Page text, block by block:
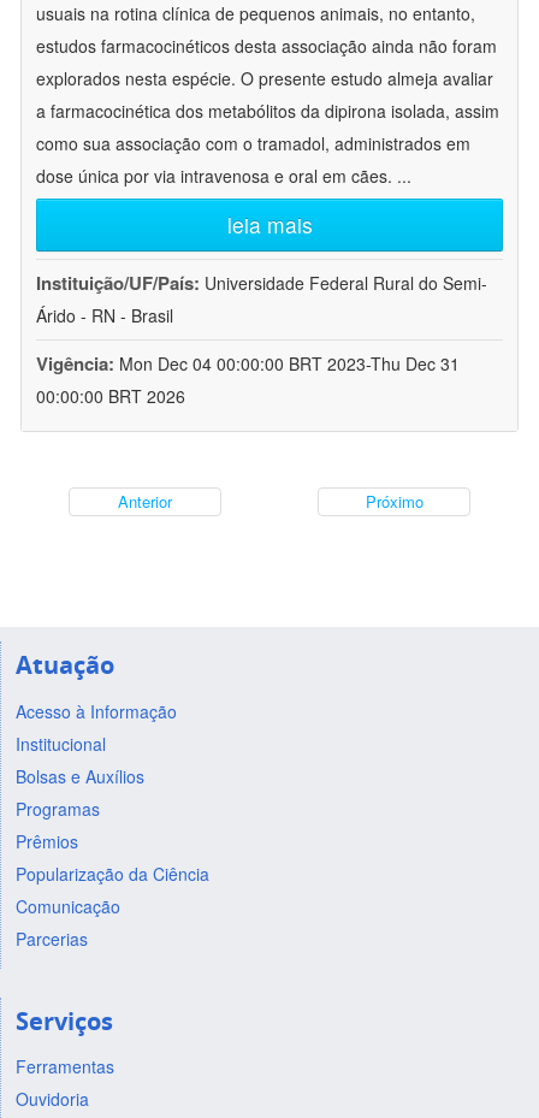
usuais na rotina clínica de pequenos animais, no entanto,
estudos farmacocinéticos desta associação ainda não foram
explorados nesta espécie. O presente estudo almeja avaliar
a farmacocinética dos metabólitos da dipirona isolada, assim
como sua associação com o tramadol, administrados em
dose única por via intravenosa e oral em cães. ...
leia mais
Instituição/UF/País: Universidade Federal Rural do Semi-
Árido - RN - Brasil
Vigência: Mon Dec 04 00:00:00 BRT 2023-Thu Dec 31
00:00:00 BRT 2026
Anterior Próximo
Atuação
Acesso à Informação
Institucional
Bolsas e Auxílios
Programas
Prêmios
Popularização da Ciência
Comunicação
Parcerias
Serviços
Ferramentas
Ouvidoria